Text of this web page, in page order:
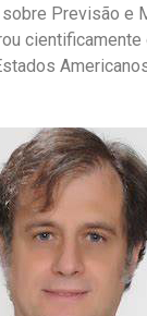
Previsão e
cientificamente